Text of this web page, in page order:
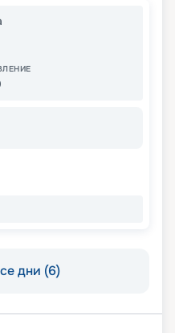
дни (6)